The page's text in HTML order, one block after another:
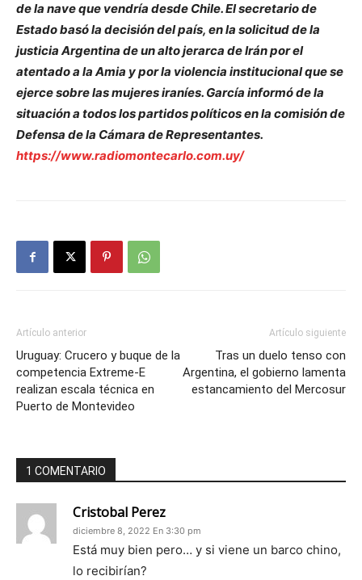
de la nave que vendría desde Chile. El secretario de
Estado basó la decisión del país, en la solicitud de la
justicia Argentina de un alto jerarca de Irán por el
atentado a la Amia y por la violencia institucional que se
ejerce sobre las mujeres iraníes. García informó de la
situación a todos los partidos políticos en la comisión de
Defensa de la Cámara de Representantes.
https://www.radiomontecarlo.com.uy/
Artículo anterior
Uruguay: Crucero y buque de la
competencia Extreme-E
realizan escala técnica en
Puerto de Montevideo
Artículo siguiente
Tras un duelo tenso con
Argentina, el gobierno lamenta
estancamiento del Mercosur
1 COMENTARIO
Cristobal Perez
diciembre 8, 2022 En 3:30 pm
Está muy bien pero… y si viene un barco chino,
lo recibirían?